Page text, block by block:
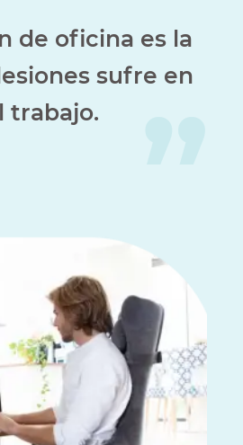
de oficina es la
sufre en
trabajo.